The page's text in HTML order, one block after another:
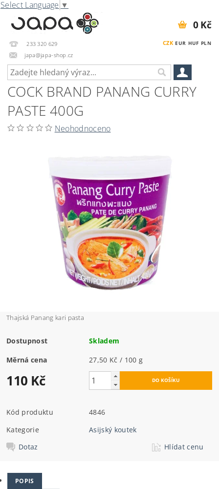
Select Language ▼
233 320 629
japa@japa-shop.cz
CZK EUR HUF PLN
0 Kč
COCK BRAND PANANG CURRY
PASTE 400G
Neohodnoceno
Thajská Panang kari pasta
Dostupnost Skladem
Měrná cena 27,50 Kč / 100 g
110 Kč
Kód produktu
4846
Kategorie
Asijský koutek
Dotaz
Hlídat cenu
POPIS